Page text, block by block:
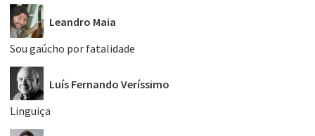
Leandro Maia
Sou gaúcho por fatalidade
Luís Fernando Veríssimo
Linguiça